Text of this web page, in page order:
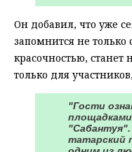
Он добавил, что уже
запомнится не
красочностью,
только для
"Гости
татарский